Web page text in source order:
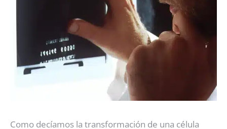
Como decíamos la transformación de una célula